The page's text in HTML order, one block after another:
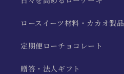
ロースイーツ材料・カカオ製品
定期便ローチョコレート
贈答・法人ギフト